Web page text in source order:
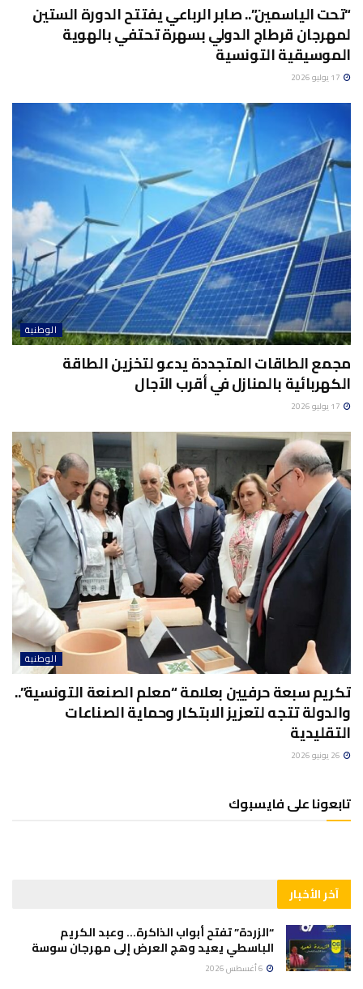
“تحت الياسمين”.. صابر الرباعي يفتتح الدورة الستين
لمهرجان قرطاج الدولي بسهرة تحتفي بالهوية
الموسيقية التونسية
الوطنية
مجمع الطاقات المتجددة يدعو لتخزين الطاقة
الكهربائية بالمنازل في أقرب الآجال
الوطنية
تكريم سبعة حرفيين بعلامة “معلم الصنعة التونسية”..
والدولة تتجه لتعزيز الابتكار وحماية الصناعات
التقليدية
تابعونا على فايسبوك
آخر الأخبار
“الزردة” تفتح أبواب الذاكرة… وعبد الكريم
الباسطي يعيد وهج العرض إلى مهرجان سوسة